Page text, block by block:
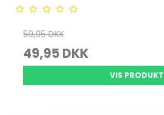
59,95 DKK
49,95 DKK
VIS PRODUKT